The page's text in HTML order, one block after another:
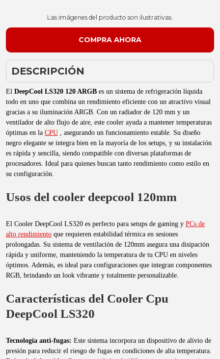
Las imágenes del producto son ilustrativas.
DESCRIPCIÓN
El DeepCool LS320 120 ARGB es un sistema de refrigeración líquida
todo en uno que combina un rendimiento eficiente con un atractivo visual
gracias a su iluminación ARGB. Con un radiador de 120 mm y un
ventilador de alto flujo de aire, este cooler ayuda a mantener temperaturas
óptimas en la CPU , asegurando un funcionamiento estable. Su diseño
negro elegante se integra bien en la mayoría de los setups, y su instalación
es rápida y sencilla, siendo compatible con diversas plataformas de
procesadores. Ideal para quienes buscan tanto rendimiento como estilo en
su configuración.
Usos del cooler deepcool 120mm
El Cooler DeepCool LS320 es perfecto para setups de gaming y PCs de
alto rendimiento que requieren estabilidad térmica en sesiones
prolongadas. Su sistema de ventilación de 120mm asegura una disipación
rápida y uniforme, manteniendo la temperatura de tu CPU en niveles
óptimos. Además, es ideal para configuraciones que integran componentes
RGB, brindando un look vibrante y totalmente personalizable.
Características del Cooler Cpu
DeepCool LS320
Tecnología anti-fugas: Este sistema incorpora un dispositivo de alivio de
presión para reducir el riesgo de fugas en condiciones de alta temperatura.